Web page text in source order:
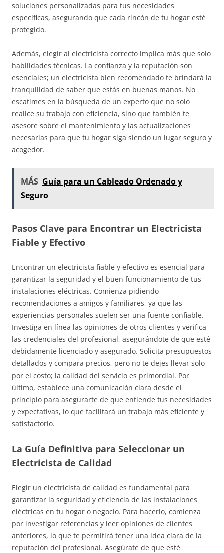
soluciones personalizadas para tus necesidades
específicas, asegurando que cada rincón de tu hogar esté
protegido.
Además, elegir al electricista correcto implica más que solo
habilidades técnicas. La confianza y la reputación son
esenciales; un electricista bien recomendado te brindará la
tranquilidad de saber que estás en buenas manos. No
escatimes en la búsqueda de un experto que no solo
realice su trabajo con eficiencia, sino que también te
asesore sobre el mantenimiento y las actualizaciones
necesarias para que tu hogar siga siendo un lugar seguro y
acogedor.
MÁS Guía para un Cableado Ordenado y
Seguro
Pasos Clave para Encontrar un Electricista
Fiable y Efectivo
Encontrar un electricista fiable y efectivo es esencial para
garantizar la seguridad y el buen funcionamiento de tus
instalaciones eléctricas. Comienza pidiendo
recomendaciones a amigos y familiares, ya que las
experiencias personales suelen ser una fuente confiable.
Investiga en línea las opiniones de otros clientes y verifica
las credenciales del profesional, asegurándote de que esté
debidamente licenciado y asegurado. Solicita presupuestos
detallados y compara precios, pero no te dejes llevar solo
por el costo; la calidad del servicio es primordial. Por
último, establece una comunicación clara desde el
principio para asegurarte de que entiende tus necesidades
y expectativas, lo que facilitará un trabajo más eficiente y
satisfactorio.
La Guía Definitiva para Seleccionar un
Electricista de Calidad
Elegir un electricista de calidad es fundamental para
garantizar la seguridad y eficiencia de las instalaciones
eléctricas en tu hogar o negocio. Para hacerlo, comienza
por investigar referencias y leer opiniones de clientes
anteriores, lo que te permitirá tener una idea clara de la
reputación del profesional. Asegúrate de que esté